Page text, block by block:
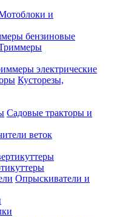
и
бензиновые
электрические
Кусторезы,
Садовые тракторы и
веток
Опрыскиватели и